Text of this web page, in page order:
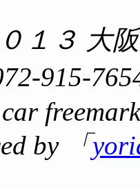
１３ 大
915-
by 「